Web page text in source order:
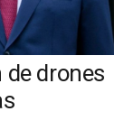
drones